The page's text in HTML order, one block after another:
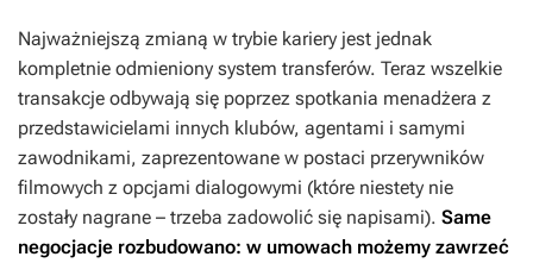
Najważniejszą zmianą w trybie kariery jest jednak
kompletnie odmieniony system transferów. Teraz wszelkie
transakcje odbywają się poprzez spotkania menadżera z
przedstawicielami innych klubów, agentami i samymi
zawodnikami, zaprezentowane w postaci przerywników
filmowych z opcjami dialogowymi (które niestety nie
zostały nagrane – trzeba zadowolić się napisami). Same
negocjacje rozbudowano: w umowach możemy zawrzeć